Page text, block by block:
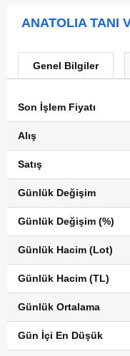
ANATOLIA TANI
Genel Bilgiler
Son İşlem Fiyatı
Alış
Satış
Günlük Değişim
Günlük Değişim (%)
Günlük Hacim (Lot)
Günlük Hacim (TL)
Günlük Ortalama
Gün İçi En Düşük